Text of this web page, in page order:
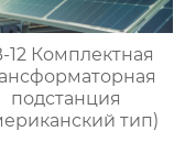
12 Комплектная
подстанция
тип)